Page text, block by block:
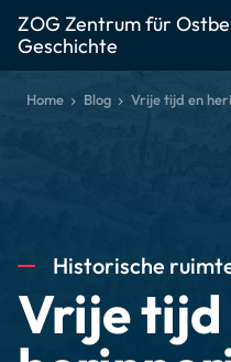
ZOG Zentrum für
Geschichte
Home Blog Vrije tijd en
Historische
Vrije tijd